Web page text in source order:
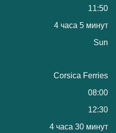
11:50
4 часа 5 минут
Sun
Corsica Ferries
08:00
12:30
4 часа 30 минут